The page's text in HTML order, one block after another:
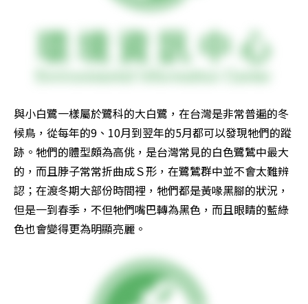
與小白鷺一樣屬於鷺科的大白鷺，在台灣是非常普遍的冬
候鳥，從每年的9、10月到翌年的5月都可以發現牠們的蹤
跡。牠們的體型頗為高佻，是台灣常見的白色鷺鷥中最大
的，而且脖子常常折曲成Ｓ形，在鷺鷥群中並不會太難辨
認；在渡冬期大部份時間裡，牠們都是黃喙黑腳的狀況，
但是一到春季，不但牠們嘴巴轉為黑色，而且眼睛的藍綠
色也會變得更為明顯亮麗。